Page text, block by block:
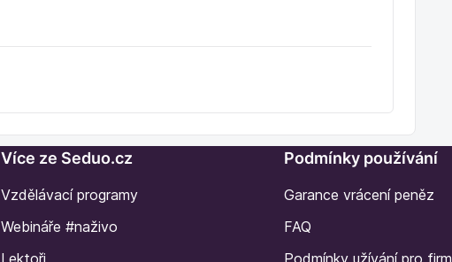
Více ze Seduo.cz
Vzdělávací programy
Webináře #naživo
Lektoři
Podmínky používání
Garance vrácení peněz
FAQ
Podmínky užívání pro